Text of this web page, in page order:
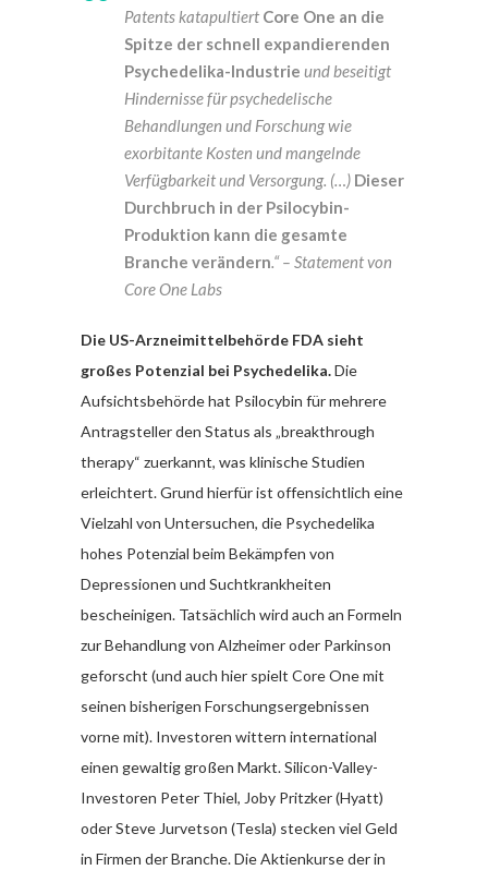
Patents katapultiert Core One an die
Spitze der schnell expandierenden
Psychedelika-Industrie und beseitigt
Hindernisse für psychedelische
Behandlungen und Forschung wie
exorbitante Kosten und mangelnde
Verfügbarkeit und Versorgung. (…) Dieser
Durchbruch in der Psilocybin-
Produktion kann die gesamte
Branche verändern.“ – Statement von
Core One Labs
Die US-Arzneimittelbehörde FDA sieht
großes Potenzial bei Psychedelika.Die
Aufsichtsbehörde hat Psilocybin für mehrere
Antragsteller den Status als „breakthrough
therapy“ zuerkannt, was klinische Studien
erleichtert. Grund hierfür ist offensichtlich eine
Vielzahl von Untersuchen, die Psychedelika
hohes Potenzial beim Bekämpfen von
Depressionen und Suchtkrankheiten
bescheinigen. Tatsächlich wird auch an Formeln
zur Behandlung von Alzheimer oder Parkinson
geforscht (und auch hier spielt Core One mit
seinen bisherigen Forschungsergebnissen
vorne mit). Investoren wittern international
einen gewaltig großen Markt. Silicon-Valley-
Investoren Peter Thiel, Joby Pritzker (Hyatt)
oder Steve Jurvetson (Tesla) stecken viel Geld
in Firmen der Branche. Die Aktienkurse der in